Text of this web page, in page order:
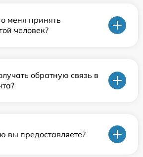
меня принять
человек?
обратную связь в
вы предоставляете?